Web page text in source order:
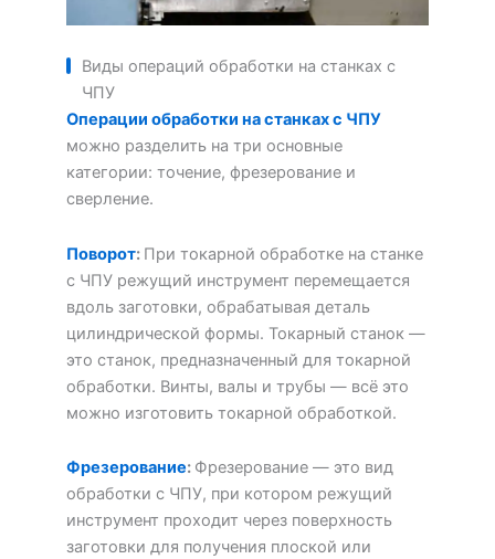
Виды операций обработки на станках с
ЧПУ
Операции обработки на станках с ЧПУ
можно разделить на три основные
категории: точение, фрезерование и
сверление.
Поворот: При токарной обработке на станке
с ЧПУ режущий инструмент перемещается
вдоль заготовки, обрабатывая деталь
цилиндрической формы. Токарный станок —
это станок, предназначенный для токарной
обработки. Винты, валы и трубы — всё это
можно изготовить токарной обработкой.
Фрезерование: Фрезерование — это вид
обработки с ЧПУ, при котором режущий
инструмент проходит через поверхность
заготовки для получения плоской или